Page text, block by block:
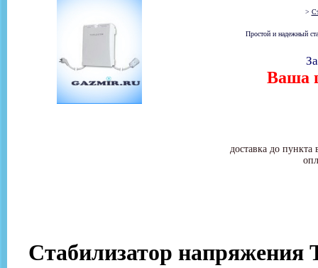
>
Простой и надежный
Ваша
доставка до
Стабилизатор напряжения